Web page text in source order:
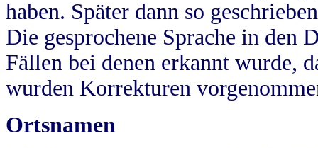
haben. Später dann so
Die gesprochene Sprache in
Fällen bei denen erkannt wurde,
wurden Korrekturen
Ortsnamen